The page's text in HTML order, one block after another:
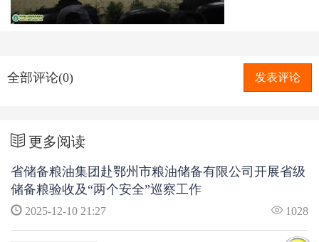
全部评论(0) 发表评论
更多阅读
省储备粮油集团赴鄂州市粮油储备有限公司开展省级
储备粮验收及“两个安全”巡察工作
2025-12-10 21:27 1028